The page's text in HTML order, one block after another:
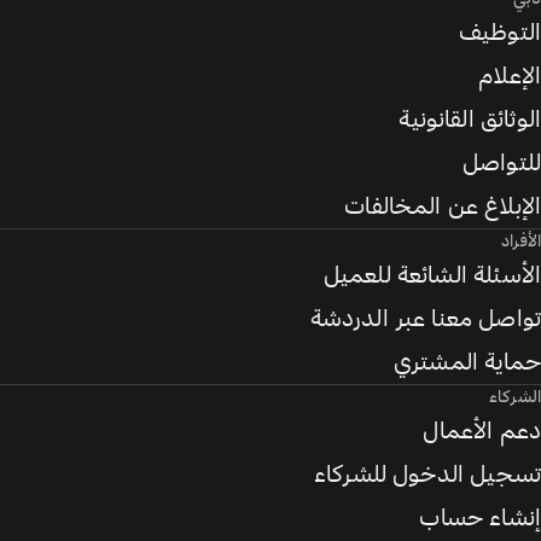
التوظيف
الإعلام
الوثائق القانونية
للتواصل
الإبلاغ عن المخالفات
الأفراد
الأسئلة الشائعة للعميل
تواصل معنا عبر الدردشة
حماية المشتري
الشركاء
دعم الأعمال
تسجيل الدخول للشركاء
إنشاء حساب